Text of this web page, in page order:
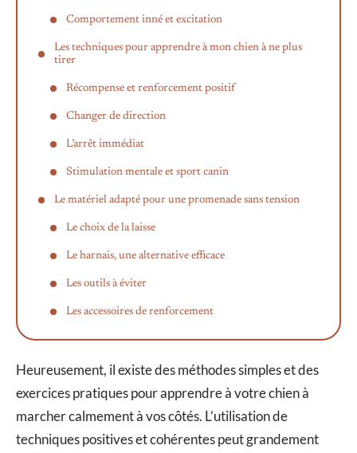
Comportement inné et excitation
Les techniques pour apprendre à mon chien à ne plus
tirer
Récompense et renforcement positif
Changer de direction
L’arrêt immédiat
Stimulation mentale et sport canin
Le matériel adapté pour une promenade sans tension
Le choix de la laisse
Le harnais, une alternative efficace
Les outils à éviter
Les accessoires de renforcement
Heureusement, il existe des méthodes simples et des
exercices pratiques pour apprendre à votre chien à
marcher calmement à vos côtés. L’utilisation de
techniques positives et cohérentes peut grandement